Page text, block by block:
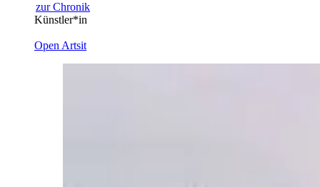
zur Chronik
Künstler*in
Open Artsit